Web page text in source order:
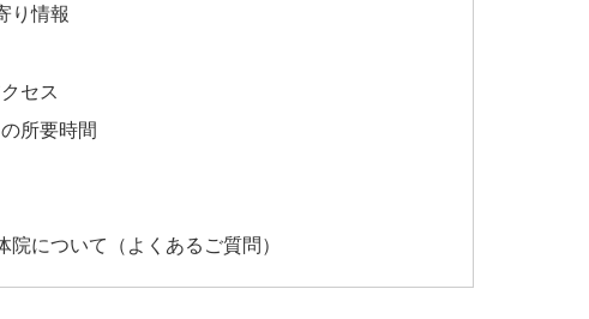
り情報
セス
所要時間
院について（よくあるご質問）